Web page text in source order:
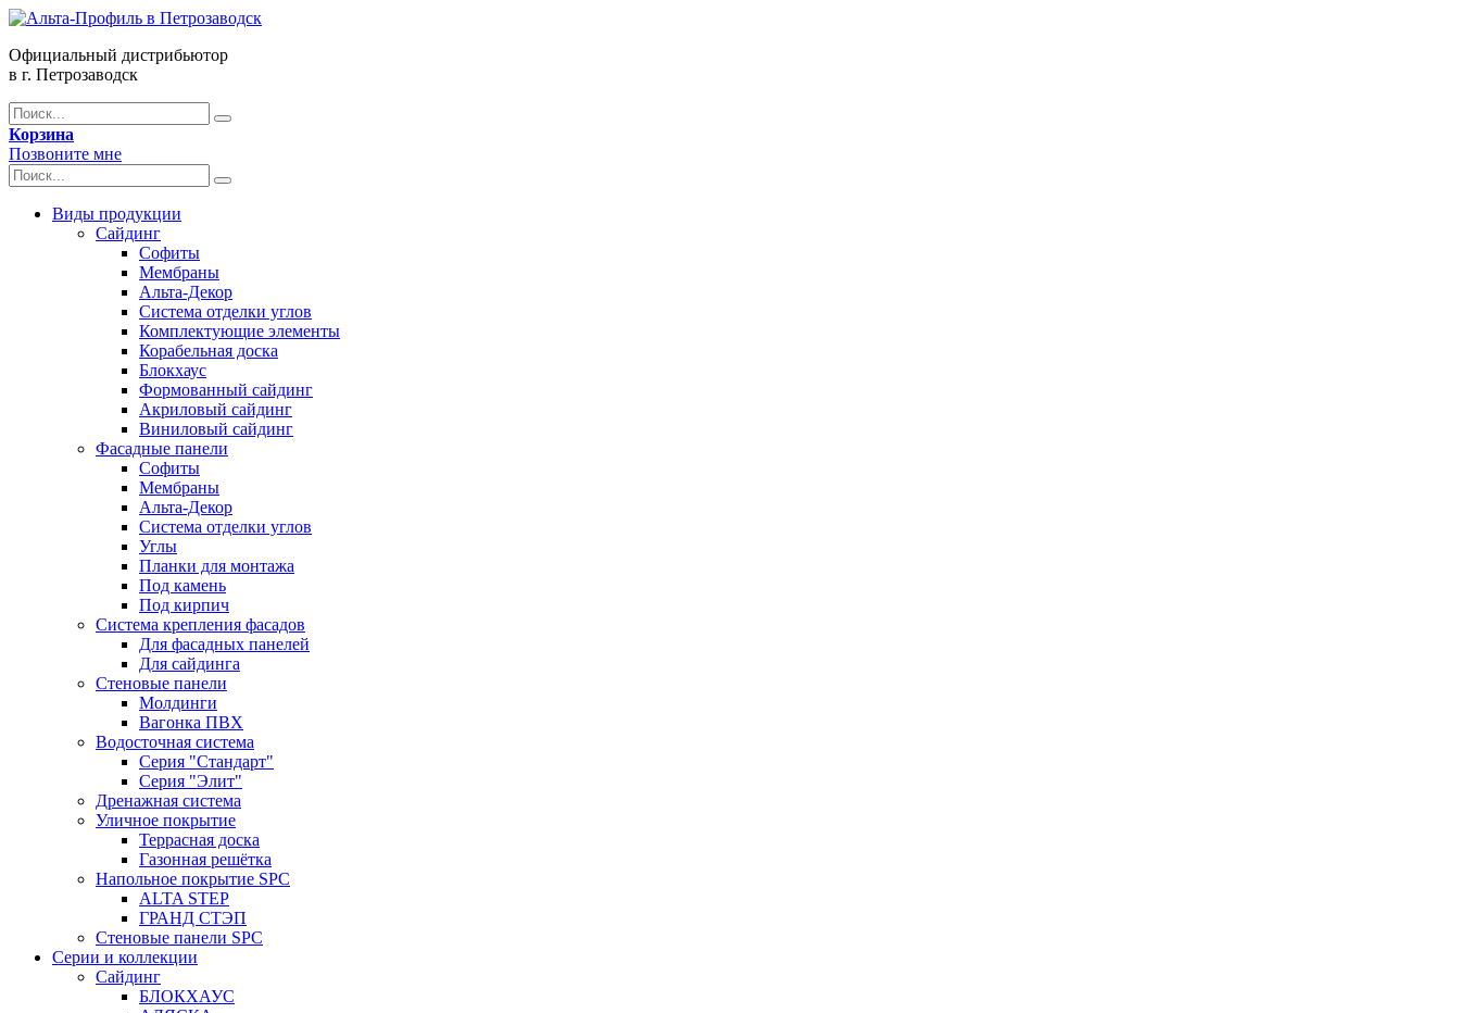
Официальный дистрибьютор
в г. Петрозаводск
Корзина
Позвоните мне
Виды продукции
Сайдинг
Софиты
Мембраны
Альта-Декор
Система отделки углов
Комплектующие элементы
Корабельная доска
Блокхаус
Формованный сайдинг
Акриловый сайдинг
Виниловый сайдинг
Фасадные панели
Софиты
Мембраны
Альта-Декор
Система отделки углов
Углы
Планки для монтажа
Под камень
Под кирпич
Система крепления фасадов
Для фасадных панелей
Для сайдинга
Стеновые панели
Молдинги
Вагонка ПВХ
Водосточная система
Серия "Стандарт"
Серия "Элит"
Дренажная система
Уличное покрытие
Террасная доска
Газонная решётка
Напольное покрытие SPC
ALTA STEP
ГРАНД СТЭП
Стеновые панели SPC
Серии и коллекции
Сайдинг
БЛОКХАУС